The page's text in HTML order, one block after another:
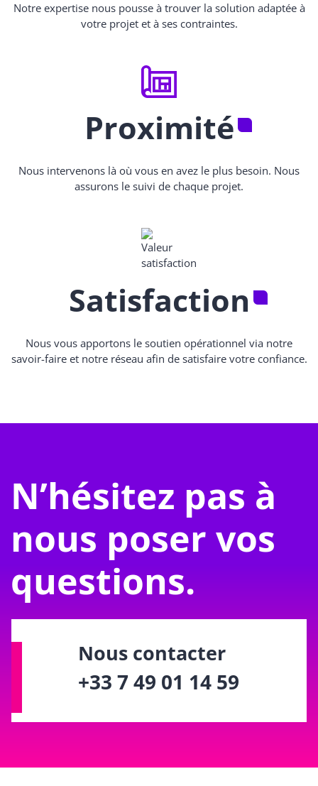
Notre expertise nous pousse à trouver la solution adaptée à
votre projet et à ses contraintes.
Proximité
Nous intervenons là où vous en avez le plus besoin. Nous
assurons le suivi de chaque projet.
Satisfaction
Nous vous apportons le soutien opérationnel via notre
savoir-faire et notre réseau afin de satisfaire votre confiance.
N’hésitez pas à
nous poser vos
questions.
Nous contacter
+33 7 49 01 14 59